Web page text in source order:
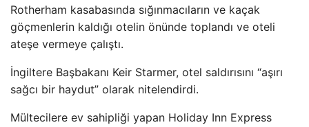
Rotherham kasabasında sığınmacıların ve kaçak
göçmenlerin kaldığı otelin önünde toplandı ve oteli
ateşe vermeye çalıştı.
İngiltere Başbakanı Keir Starmer, otel saldırısını “aşırı
sağcı bir haydut” olarak nitelendirdi.
Mültecilere ev sahipliği yapan Holiday Inn Express